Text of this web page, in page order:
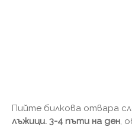
Пийте билкова отвара
лъжици. 3-4 пъти на ден ,